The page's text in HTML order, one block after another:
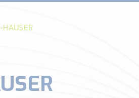
HAUSER